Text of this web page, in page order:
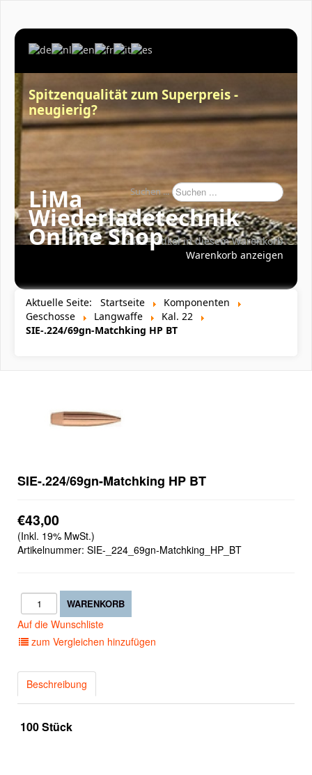
Spitzenqualität zum Superpreis -
neugierig?
Suchen ...
Keine Artikel in diesem Warenkorb
Warenkorb anzeigen
LiMa
Wiederladetechnik
Online Shop
Aktuelle Seite: Startseite
Komponenten
Geschosse
Langwaffe
Kal. 22
SIE-.224/69gn-Matchking HP BT
SIE-.224/69gn-Matchking HP BT
€43,00
(Inkl. 19% MwSt.)
Artikelnummer: SIE-_224_69gn-Matchking_HP_BT
Auf die Wunschliste
zum Vergleichen hinzufügen
Beschreibung
100 Stück